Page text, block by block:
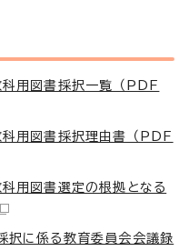
用図書採択一覧 （PDF
用図書採択理由書 （PDF
用図書選定の根拠となる
択に係る教育委員会会議録